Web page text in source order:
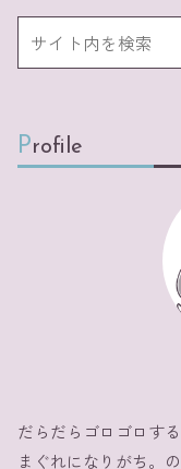
Profile
だらだらゴロゴロす
まぐれになりがち。